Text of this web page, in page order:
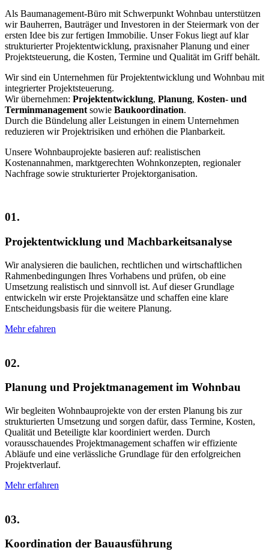
Als Baumanagement-Büro mit Schwerpunkt Wohnbau unterstützen
wir Bauherren, Bauträger und Investoren in der Steiermark von der
ersten Idee bis zur fertigen Immobilie. Unser Fokus liegt auf klar
strukturierter Projektentwicklung, praxisnaher Planung und einer
Projektsteuerung, die Kosten, Termine und Qualität im Griff behält.
Wir sind ein Unternehmen für Projektentwicklung und Wohnbau mit
integrierter Projektsteuerung.
Wir übernehmen: Projektentwicklung, Planung, Kosten- und
Terminmanagement sowie Baukoordination.
Durch die Bündelung aller Leistungen in einem Unternehmen
reduzieren wir Projektrisiken und erhöhen die Planbarkeit.
Unsere Wohnbauprojekte basieren auf: realistischen
Kostenannahmen, marktgerechten Wohnkonzepten, regionaler
Nachfrage sowie strukturierter Projektorganisation.
01.
Projektentwicklung und Machbarkeitsanalyse
Wir analysieren die baulichen, rechtlichen und wirtschaftlichen
Rahmenbedingungen Ihres Vorhabens und prüfen, ob eine
Umsetzung realistisch und sinnvoll ist. Auf dieser Grundlage
entwickeln wir erste Projektansätze und schaffen eine klare
Entscheidungsbasis für die weitere Planung.
Mehr efahren
02.
Planung und Projektmanagement im Wohnbau
Wir begleiten Wohnbauprojekte von der ersten Planung bis zur
strukturierten Umsetzung und sorgen dafür, dass Termine, Kosten,
Qualität und Beteiligte klar koordiniert werden. Durch
vorausschauendes Projektmanagement schaffen wir effiziente
Abläufe und eine verlässliche Grundlage für den erfolgreichen
Projektverlauf.
Mehr erfahren
03.
Koordination der Bauausführung